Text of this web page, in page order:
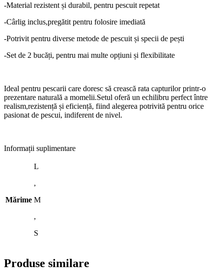
-Material rezistent și durabil, pentru pescuit repetat
-Cârlig inclus,pregătit pentru folosire imediată
-Potrivit pentru diverse metode de pescuit și specii de pești
-Set de 2 bucăți, pentru mai multe opțiuni și flexibilitate
Ideal pentru pescarii care doresc să crească rata capturilor printr-o
prezentare naturală a momelii.Setul oferă un echilibru perfect între
realism,rezistență și eficiență, fiind alegerea potrivită pentru orice
pasionat de pescui, indiferent de nivel.
Informații suplimentare
Mărime
L
,
M
,
S
Produse similare